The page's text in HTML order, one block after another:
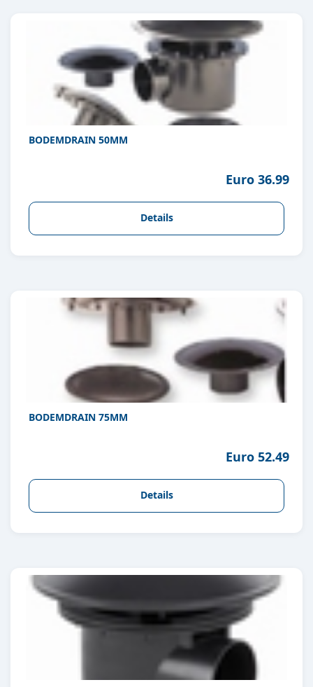
BODEMDRAIN 50MM
Euro 36.99
Details
BODEMDRAIN 75MM
Euro 52.49
Details